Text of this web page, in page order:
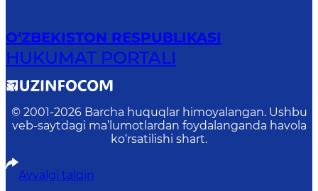
O‘ZBEKISTON RESPUBLIKASI
HUKUMAT PORTALI
© 2001-2026 Barcha huquqlar himoyalangan. Ushbu
veb-saytdagi ma’lumotlardan foydalanganda havola
ko‘rsatilishi shart.
Avvalgi talqin